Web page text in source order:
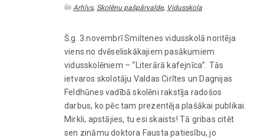
Arhīvs, Skolēnu pašpārvalde, Vidusskola
Š.g. 3.novembrī Smiltenes vidusskolā noritēja
viens no dvēseliskākajiem pasākumiem
vidusskolēniem – “Literārā kafejnīca”. Tās
ietvaros skolotāju Valdas Cirītes un Dagnijas
Feldhūnes vadībā skolēni rakstīja radošos
darbus, ko pēc tam prezentēja plašākai publikai.
Mirkli, apstājies, tu esi skaists! Tā gribas citēt
sen zināmu doktora Fausta patiesību, jo